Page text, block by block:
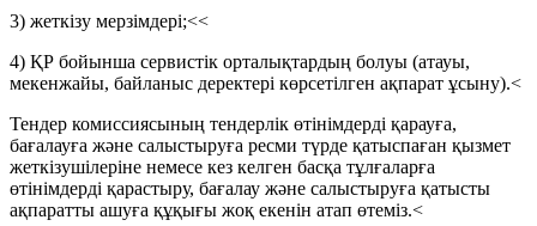
3) жеткізу мерзімдері;<<
4) ҚР бойынша сервистік орталықтардың болуы (атауы,
мекенжайы, байланыс деректері көрсетілген ақпарат ұсыну).<
Тендер комиссиясының тендерлік өтінімдерді қарауға,
бағалауға және салыстыруға ресми түрде қатыспаған қызмет
жеткізушілеріне немесе кез келген басқа тұлғаларға
өтінімдерді қарастыру, бағалау және салыстыруға қатысты
ақпаратты ашуға құқығы жоқ екенін атап өтеміз.<